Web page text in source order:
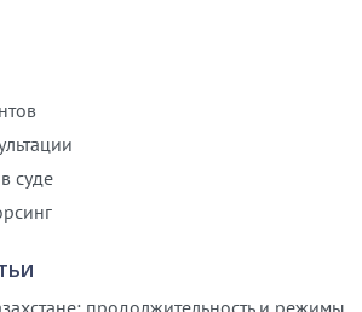
суде
продолжительность и режимы